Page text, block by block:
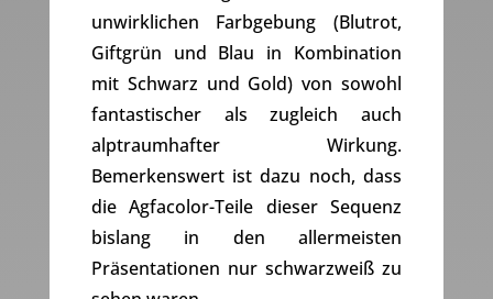
unwirklichen Farbgebung (Blutrot,
Giftgrün und Blau in Kombination
mit Schwarz und Gold) von sowohl
fantastischer als zugleich auch
alptraumhafter Wirkung.
Bemerkenswert ist dazu noch, dass
die Agfacolor-Teile dieser Sequenz
bislang in den allermeisten
Präsentationen nur schwarzweiß zu